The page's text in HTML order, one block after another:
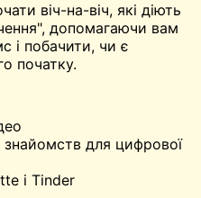
віч-на-віч, які діють
допомагаючи вам
і побачити, чи є
початку.
для цифрової
і Tinder